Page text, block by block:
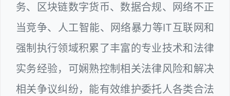
务、区块链数字货币、数据合规、网络不正
当竞争、人工智能、网络暴力等IT互联网和
强制执行领域积累了丰富的专业技术和法律
实务经验，可娴熟控制相关法律风险和解决
相关争议纠纷，能有效维护委托人各类合法